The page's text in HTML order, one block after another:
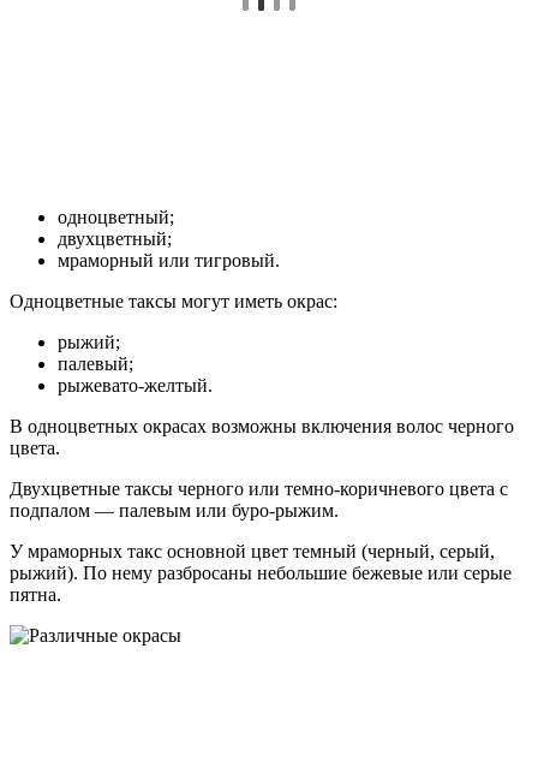
одноцветный;
двухцветный;
мраморный или тигровый.
Одноцветные таксы могут иметь окрас:
рыжий;
палевый;
рыжевато-желтый.
В одноцветных окрасах возможны включения волос черного
цвета.
Двухцветные таксы черного или темно-коричневого цвета с
подпалом — палевым или буро-рыжим.
У мраморных такс основной цвет темный (черный, серый,
рыжий). По нему разбросаны небольшие бежевые или серые
пятна.